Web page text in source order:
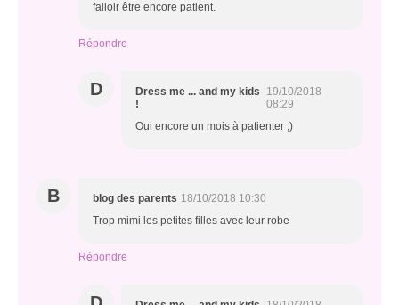
falloir être encore patient.
Répondre
D
Dress me ... and my kids
!
19/10/2018
08:29
Oui encore un mois à patienter ;)
B blog des parents 18/10/2018 10:30
Trop mimi les petites filles avec leur robe
Répondre